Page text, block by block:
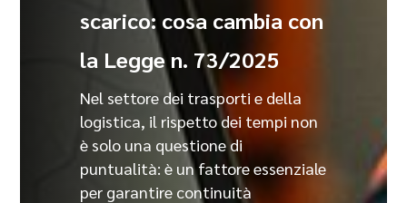
scarico: cosa cambia con
la Legge n. 73/2025
Nel settore dei trasporti e della
logistica, il rispetto dei tempi non
è solo una questione di
puntualità: è un fattore essenziale
per garantire continuità